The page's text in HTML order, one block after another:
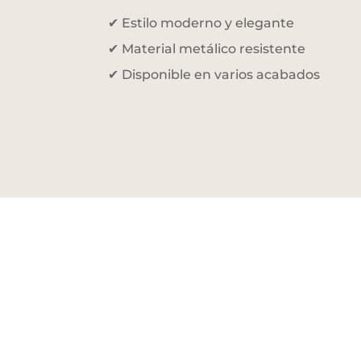
✔ Estilo moderno y elegante
✔ Material metálico resistente
✔ Disponible en varios acabados